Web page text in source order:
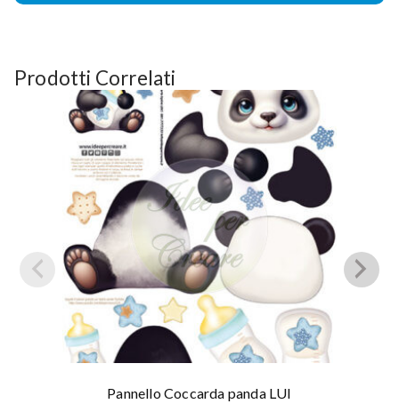
Prodotti Correlati
Pannello Coccarda panda LUI